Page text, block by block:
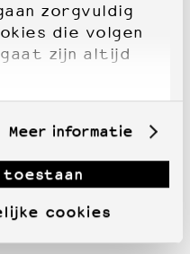
zorgvuldig
die volgen
zijn altijd
Meer informatie
toestaan
cookies